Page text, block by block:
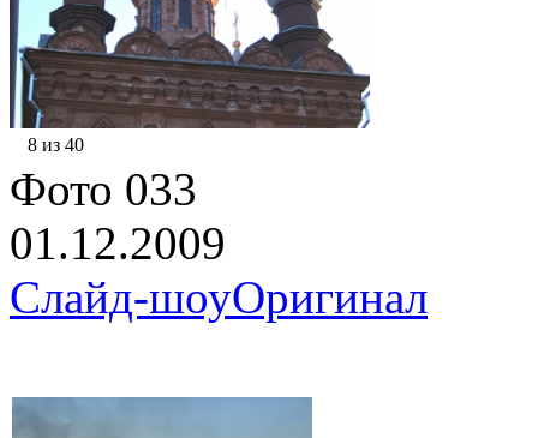
8 из 40
Фото 033
01.12.2009
Слайд-шоуОригинал